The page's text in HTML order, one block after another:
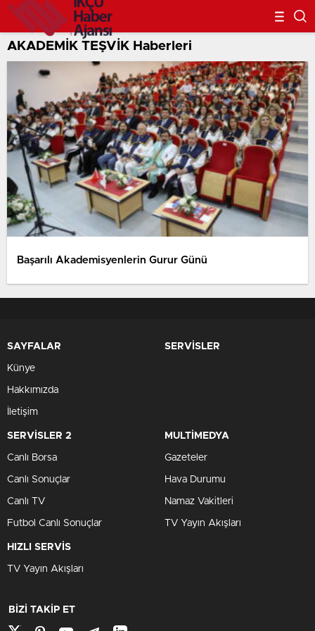
AKADEMİK TEŞVİK Haberleri
Başarılı Akademisyenlerin Gurur Günü
SAYFALAR
Künye
Hakkımızda
İletişim
SERVİSLER
SERVİSLER 2
Canlı Borsa
Canlı Sonuçlar
Canlı TV
Futbol Canlı Sonuçlar
MULTİMEDYA
Gazeteler
Hava Durumu
Namaz Vakitleri
TV Yayın Akışları
HIZLI SERVİS
TV Yayın Akışları
BİZİ TAKİP ET